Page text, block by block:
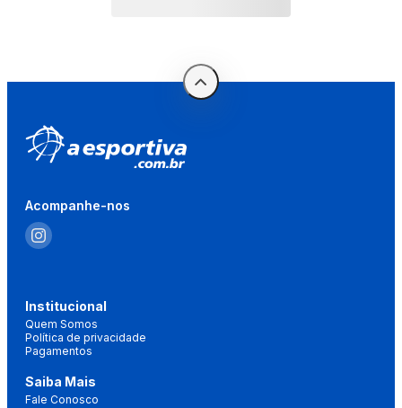
Acompanhe-nos
Institucional
Quem Somos
Política de privacidade
Pagamentos
Saiba Mais
Fale Conosco